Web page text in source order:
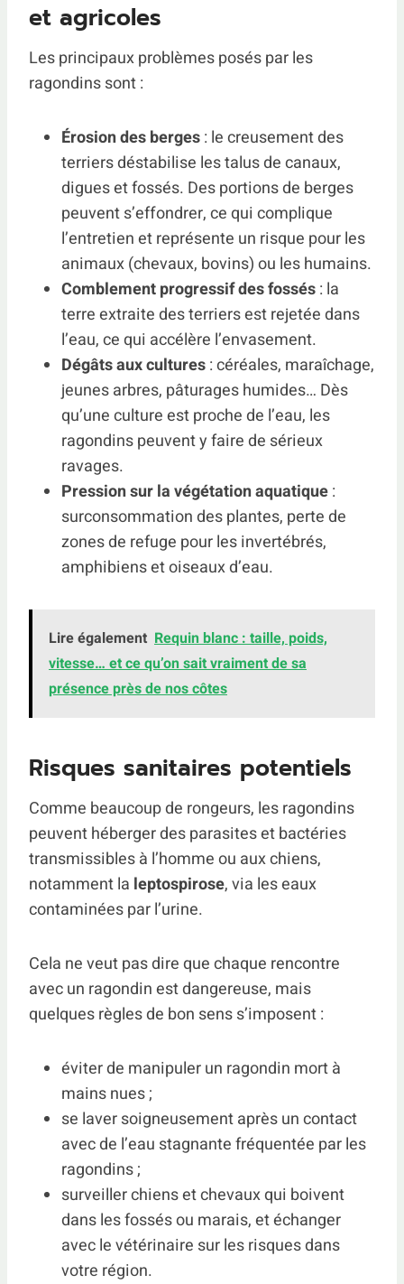
et agricoles
Les principaux problèmes posés par les
ragondins sont :
Érosion des berges: le creusement des
terriers déstabilise les talus de canaux,
digues et fossés. Des portions de berges
peuvent s’effondrer, ce qui complique
l’entretien et représente un risque pour les
animaux (chevaux, bovins) ou les humains.
Comblement progressif des fossés: la
terre extraite des terriers est rejetée dans
l’eau, ce qui accélère l’envasement.
Dégâts aux cultures: céréales, maraîchage,
jeunes arbres, pâturages humides… Dès
qu’une culture est proche de l’eau, les
ragondins peuvent y faire de sérieux
ravages.
Pression sur la végétation aquatique:
surconsommation des plantes, perte de
zones de refuge pour les invertébrés,
amphibiens et oiseaux d’eau.
Lire également Requin blanc : taille, poids,
vitesse… et ce qu’on sait vraiment de sa
présence près de nos côtes
Risques sanitaires potentiels
Comme beaucoup de rongeurs, les ragondins
peuvent héberger des parasites et bactéries
transmissibles à l’homme ou aux chiens,
notamment la leptospirose, via les eaux
contaminées par l’urine.
Cela ne veut pas dire que chaque rencontre
avec un ragondin est dangereuse, mais
quelques règles de bon sens s’imposent :
éviter de manipuler un ragondin mort à
mains nues ;
se laver soigneusement après un contact
avec de l’eau stagnante fréquentée par les
ragondins ;
surveiller chiens et chevaux qui boivent
dans les fossés ou marais, et échanger
avec le vétérinaire sur les risques dans
votre région.